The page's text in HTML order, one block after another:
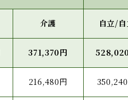
介護 自立/自
371,370円
216,480円